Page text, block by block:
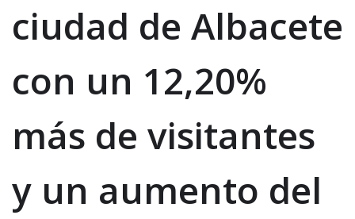
ciudad de Albacete
con un 12,20%
más de visitantes
y un aumento del